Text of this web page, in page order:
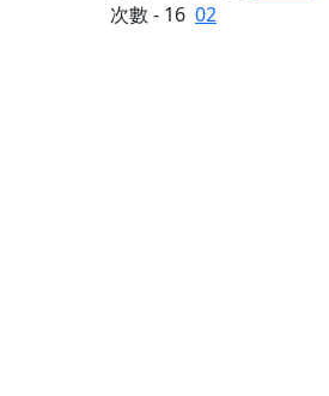
次數 - 16 02